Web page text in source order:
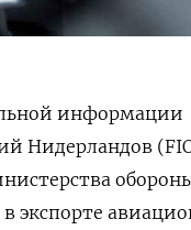
информации
Нидерландов
экспорте